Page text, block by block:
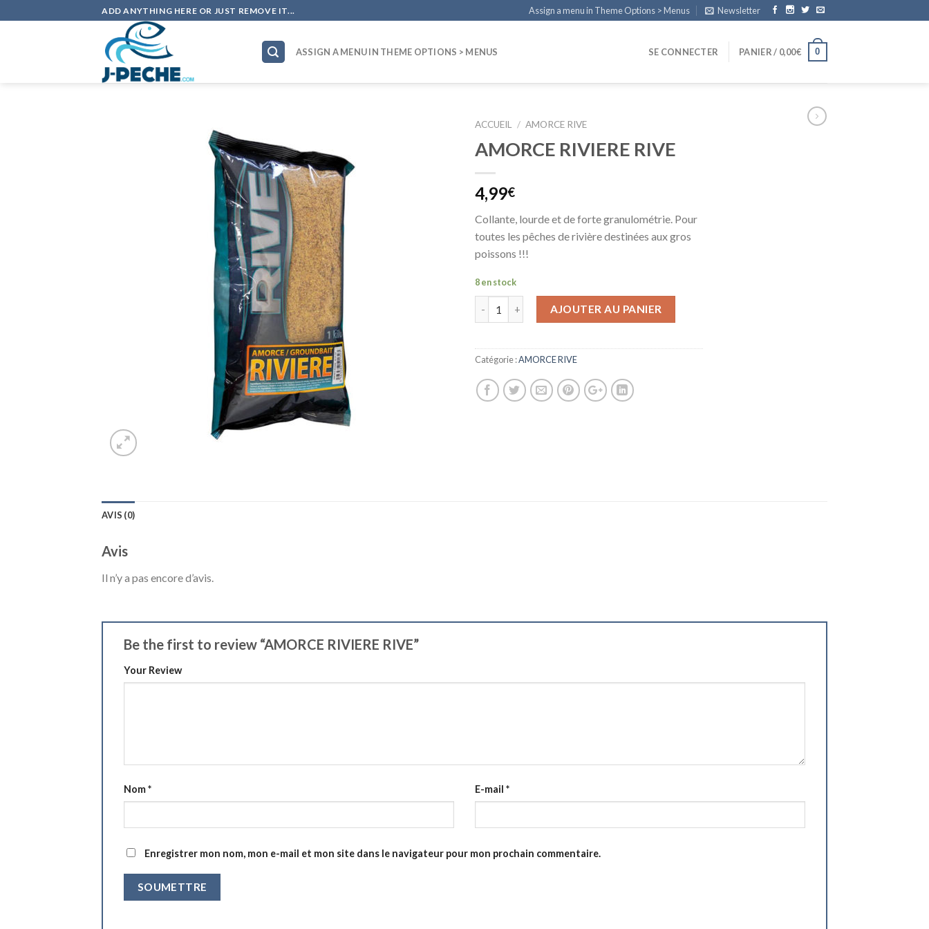
to
ADD ANYTHING HERE OR JUST REMOVE IT... Assign a menu in Theme Options > Menus Newsletter
ASSIGN A MENU IN THEME OPTIONS > MENUS SE CONNECTER PANIER / 0,00€ 0
ACCUEIL / AMORCE RIVE
AMORCE RIVIERE RIVE
4,99€
Collante, lourde et de forte granulométrie. Pour
toutes les pêches de rivière destinées aux gros
poissons !!!
8 en stock
AJOUTER AU PANIER
Catégorie :AMORCE RIVE
AVIS (0)
Avis
Il n’y a pas encore d’avis.
Be the first to review “AMORCE RIVIERE RIVE”
Your Review
Nom* E-mail *
Enregistrer mon nom, mon e-mail et mon site dans le navigateur pour mon prochain commentaire.